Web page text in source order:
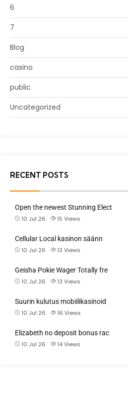
6
7
Blog
casino
public
Uncategorized
RECENT POSTS
Open the newest Stunning Elect
10 Jul 26
15 Views
Cellular Local kasinon säänn
10 Jul 26
13 Views
Geisha Pokie Wager Totally fre
10 Jul 26
13 Views
Suurin kulutus mobiilikasinoid
10 Jul 26
16 Views
Elizabeth no deposit bonus rac
10 Jul 26
14Views